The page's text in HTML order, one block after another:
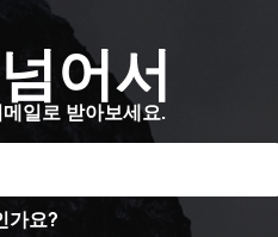
비는
을 수 없습니다!
어서
일로 받아보세요.
가요?